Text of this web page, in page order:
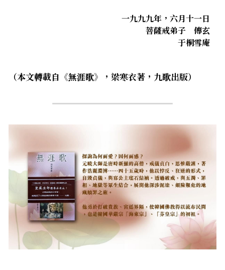
一九九九年，六月十一日
菩薩戒弟子　傳玄
于桐雪庵
（本文轉載自《無涯歌》，梁寒衣著，九歌出版）